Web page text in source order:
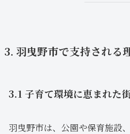
3. 羽曳野市で支持される
3.1 子育て環境に恵まれた
羽曳野市は、公園や保育施設